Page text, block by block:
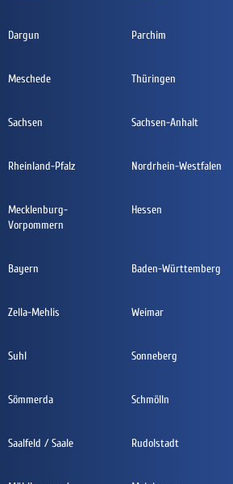
Dargun Parchim
Meschede Thüringen
Sachsen Sachsen-Anhalt
Rheinland-Pfalz Nordrhein-Westfalen
Mecklenburg-
Vorpommern
Hessen
Bayern Baden-Württemberg
Zella-Mehlis Weimar
Suhl Sonneberg
Sömmerda Schmölln
Saalfeld / Saale Rudolstadt